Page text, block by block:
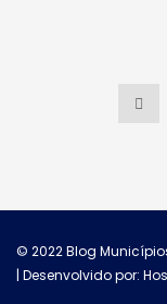
© 2022Blog
| Desenvolvido por: